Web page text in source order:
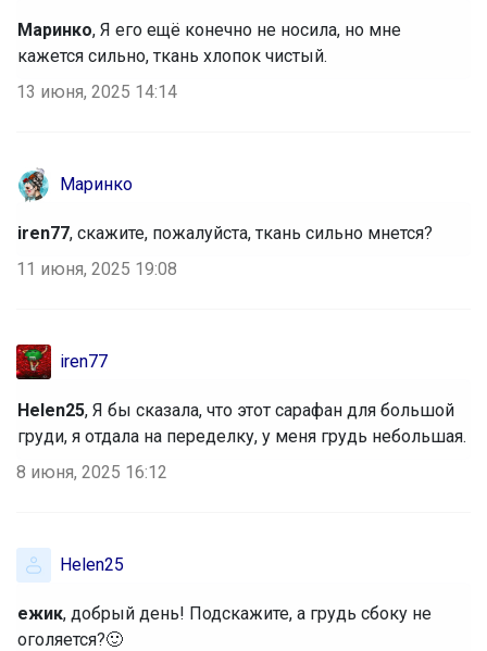
Маринко, Я его ещё конечно не носила, но мне
кажется сильно, ткань хлопок чистый.
13 июня, 2025 14:14
Маринко
iren77, скажите, пожалуйста, ткань сильно мнется?
11 июня, 2025 19:08
iren77
Helen25, Я бы сказала, что этот сарафан для большой
груди, я отдала на переделку, у меня грудь небольшая.
8 июня, 2025 16:12
Helen25
ежик, добрый день! Подскажите, а грудь сбоку не
оголяется?🙂
моднице
TYAGI Полуботинки для девочек,
на сменку
Нескучные школьный юбки от Nоblе
Реoplе на любой вкус
скидки до -68%